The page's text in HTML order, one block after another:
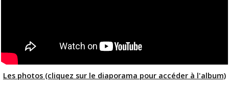
Les photos (cliquez sur le diaporama pour accéder à l'album)